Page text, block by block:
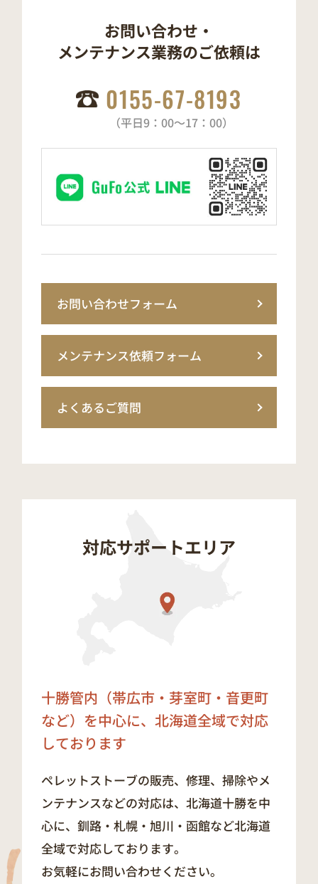
お問い合わせ・
メンテナンス業務のご依頼は
0155-67-8193
（平日9：00～17：00）
お問い合わせフォーム
メンテナンス依頼フォーム
よくあるご質問
対応サポートエリア
十勝管内（帯広市・芽室町・音更町
など）を中心に、北海道全域で対応
しております
ペレットストーブの販売、修理、掃除やメ
ンテナンスなどの対応は、北海道十勝を中
心に、釧路・札幌・旭川・函館など北海道
全域で対応しております。
お気軽にお問い合わせください。